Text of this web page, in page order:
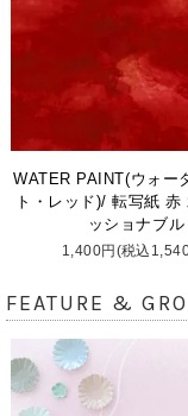
WATER PAINT(ウォー
ト・レッド)/ 転写紙 赤
ッショナブル
1,400円(税込
FEATURE &